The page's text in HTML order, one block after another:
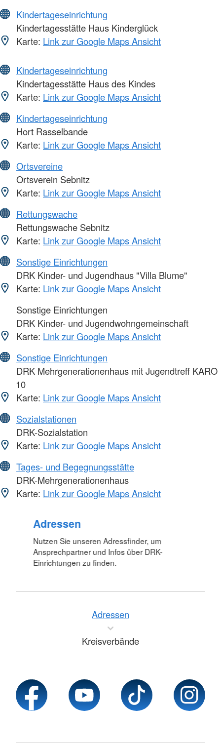
Kindertageseinrichtung
Kindertagesstätte Haus Kinderglück
Karte: Link zur Google Maps Ansicht
Kindertageseinrichtung
Kindertagesstätte Haus des Kindes
Karte: Link zur Google Maps Ansicht
Kindertageseinrichtung
Hort Rasselbande
Karte: Link zur Google Maps Ansicht
Ortsvereine
Ortsverein Sebnitz
Karte: Link zur Google Maps Ansicht
Rettungswache
Rettungswache Sebnitz
Karte: Link zur Google Maps Ansicht
Sonstige Einrichtungen
DRK Kinder- und Jugendhaus "Villa Blume"
Karte: Link zur Google Maps Ansicht
Sonstige Einrichtungen
DRK Kinder- und Jugendwohngemeinschaft
Karte: Link zur Google Maps Ansicht
Sonstige Einrichtungen
DRK Mehrgenerationenhaus mit Jugendtreff KARO
10
Karte: Link zur Google Maps Ansicht
Sozialstationen
DRK-Sozialstation
Karte: Link zur Google Maps Ansicht
Tages- und Begegnungsstätte
DRK-Mehrgenerationenhaus
Karte: Link zur Google Maps Ansicht
Adressen
Nutzen Sie unseren Adressfinder, um
Ansprechpartner und Infos über DRK-
Einrichtungen zu finden.
Adressen
Kreisverbände